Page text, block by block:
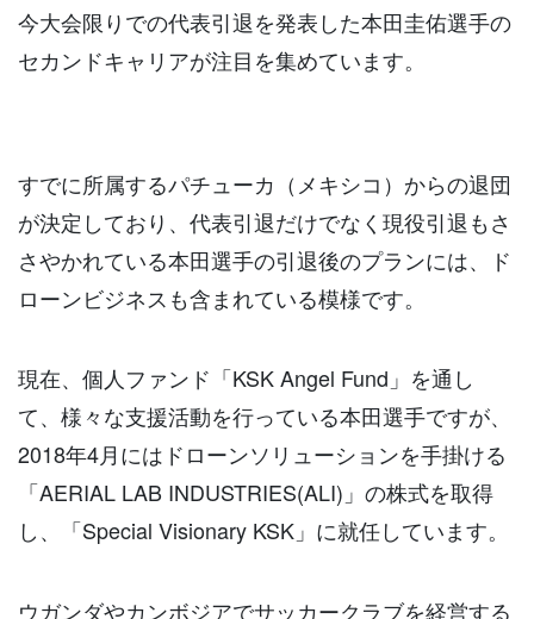
今大会限りでの代表引退を発表した本田圭佑選手の
セカンドキャリアが注目を集めています。
すでに所属するパチューカ（メキシコ）からの退団
が決定しており、代表引退だけでなく現役引退もさ
さやかれている本田選手の引退後のプランには、ド
ローンビジネスも含まれている模様です。
現在、個人ファンド「KSK Angel Fund」を通し
て、様々な支援活動を行っている本田選手ですが、
2018年4月にはドローンソリューションを手掛ける
「AERIAL LAB INDUSTRIES(ALI)」の株式を取得
し、「Special Visionary KSK」に就任しています。
ウガンダやカンボジアでサッカークラブを経営する